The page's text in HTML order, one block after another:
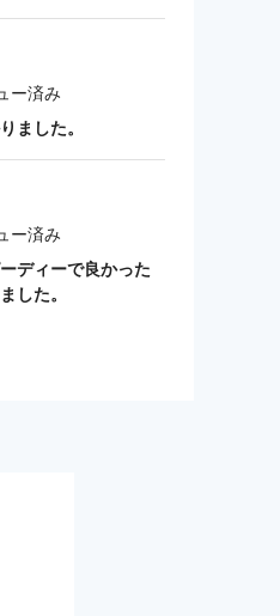
ー済み
ました。
ー済み
ディーで良かった
した。